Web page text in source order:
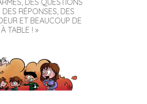
DES QUESTIONS
RÉPONSES, DES
ET BEAUCOUP DE
TABLE ! »